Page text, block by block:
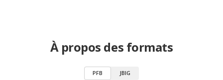
À propos des formats
PFB JBIG